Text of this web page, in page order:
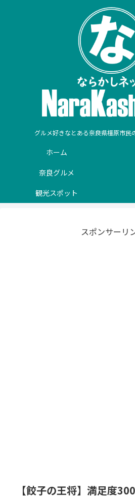
グルメ好きなとある奈良県橿原市民
ホーム
奈良グルメ
観光スポット
スポンサーリ
【餃子の王将】満足度